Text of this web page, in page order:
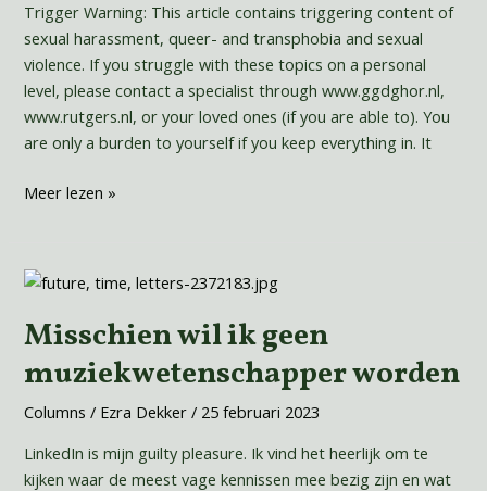
Trigger Warning: This article contains triggering content of
sexual harassment, queer- and transphobia and sexual
violence. If you struggle with these topics on a personal
level, please contact a specialist through www.ggdghor.nl,
www.rutgers.nl, or your loved ones (if you are able to). You
are only a burden to yourself if you keep everything in. It
of
sexual
health
Meer lezen »
Misschien wil ik geen
muziekwetenschapper worden
Columns / Ezra Dekker/ 25 februari 2023
LinkedIn is mijn guilty pleasure. Ik vind het heerlijk om te
kijken waar de meest vage kennissen mee bezig zijn en wat
Misschien
ik
muziekwetenschapper
worden